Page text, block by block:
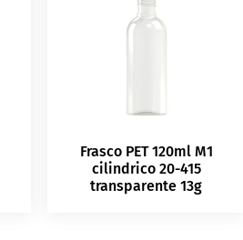
Frasco PET 120ml M1
cilindrico 20-415
transparente 13g